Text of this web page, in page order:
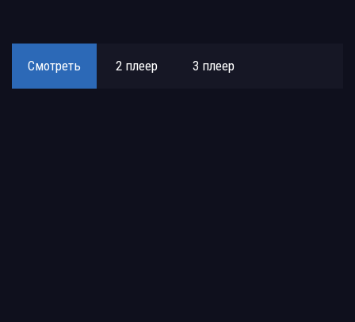
Смотреть 2 плеер 3 плеер